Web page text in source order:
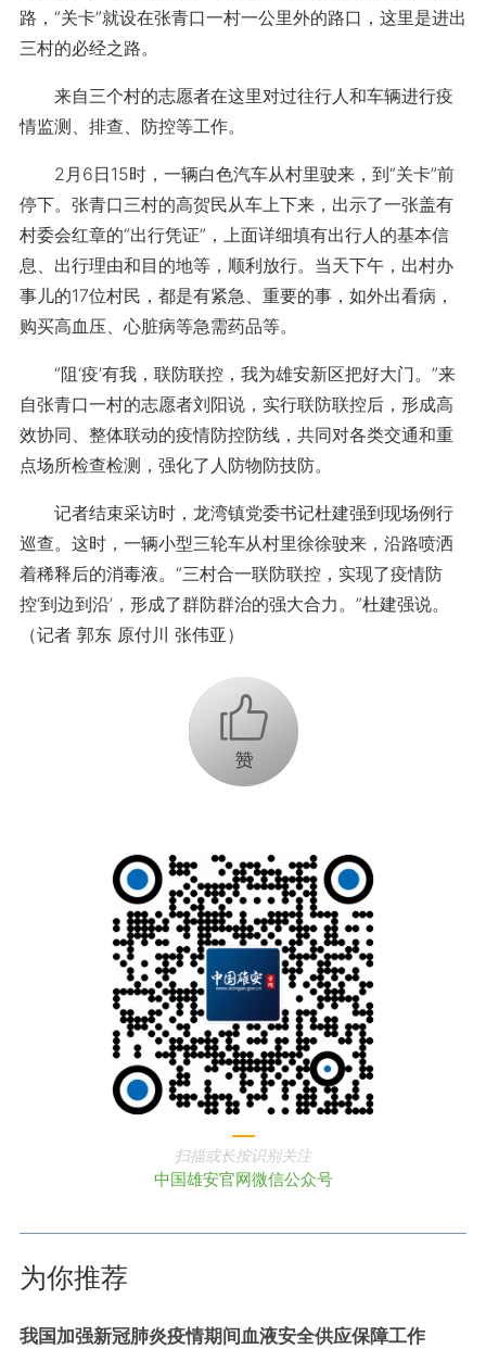
路，“关卡”就设在张青口一村一公里外的路口，这里是进出
三村的必经之路。
来自三个村的志愿者在这里对过往行人和车辆进行疫
情监测、排查、防控等工作。
2月6日15时，一辆白色汽车从村里驶来，到“关卡”前
停下。张青口三村的高贺民从车上下来，出示了一张盖有
村委会红章的“出行凭证”，上面详细填有出行人的基本信
息、出行理由和目的地等，顺利放行。当天下午，出村办
事儿的17位村民，都是有紧急、重要的事，如外出看病，
购买高血压、心脏病等急需药品等。
“阻‘疫’有我，联防联控，我为雄安新区把好大门。”来
自张青口一村的志愿者刘阳说，实行联防联控后，形成高
效协同、整体联动的疫情防控防线，共同对各类交通和重
点场所检查检测，强化了人防物防技防。
记者结束采访时，龙湾镇党委书记杜建强到现场例行
巡查。这时，一辆小型三轮车从村里徐徐驶来，沿路喷洒
着稀释后的消毒液。“三村合一联防联控，实现了疫情防
控‘到边到沿’，形成了群防群治的强大合力。”杜建强说。
（记者 郭东 原付川 张伟亚）
+1
扫描或长按识别关注
中国雄安官网微信公众号
为你推荐
我国加强新冠肺炎疫情期间血液安全供应保障工作